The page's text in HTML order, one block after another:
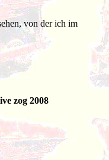
von der ich im
zog 2008